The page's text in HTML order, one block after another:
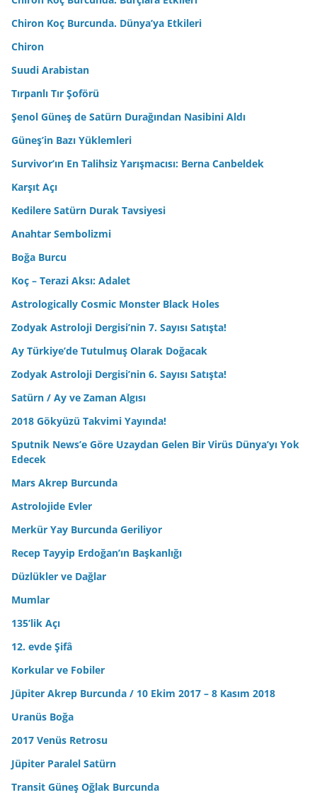
Chiron Koç Burcunda. Dünya’ya Etkileri
Chiron
Suudi Arabistan
Tırpanlı Tır Şoförü
Şenol Güneş de Satürn Durağından Nasibini Aldı
Güneş’in Bazı Yüklemleri
Survivor’ın En Talihsiz Yarışmacısı: Berna Canbeldek
Karşıt Açı
Kedilere Satürn Durak Tavsiyesi
Anahtar Sembolizmi
Boğa Burcu
Koç – Terazi Aksı: Adalet
Astrologically Cosmic Monster Black Holes
Zodyak Astroloji Dergisi’nin 7. Sayısı Satışta!
Ay Türkiye’de Tutulmuş Olarak Doğacak
Zodyak Astroloji Dergisi’nin 6. Sayısı Satışta!
Satürn / Ay ve Zaman Algısı
2018 Gökyüzü Takvimi Yayında!
Sputnik News’e Göre Uzaydan Gelen Bir Virüs Dünya’yı Yok
Edecek
Mars Akrep Burcunda
Astrolojide Evler
Merkür Yay Burcunda Geriliyor
Recep Tayyip Erdoğan’ın Başkanlığı
Düzlükler ve Dağlar
Mumlar
135’lik Açı
12. evde Şifâ
Korkular ve Fobiler
Jüpiter Akrep Burcunda / 10 Ekim 2017 – 8 Kasım 2018
Uranüs Boğa
2017 Venüs Retrosu
Jüpiter Paralel Satürn
Transit Güneş Oğlak Burcunda